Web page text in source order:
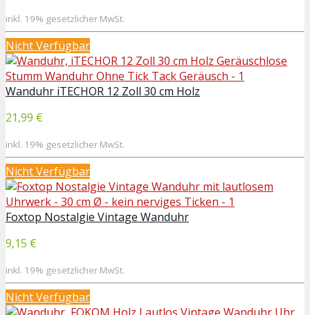
inkl. 19% gesetzlicher MwSt.
Nicht Verfügbar
Wanduhr iTECHOR 12 Zoll 30 cm Holz
21,99 €
inkl. 19% gesetzlicher MwSt.
Nicht Verfügbar
Foxtop Nostalgie Vintage Wanduhr
9,15 €
inkl. 19% gesetzlicher MwSt.
Nicht Verfügbar